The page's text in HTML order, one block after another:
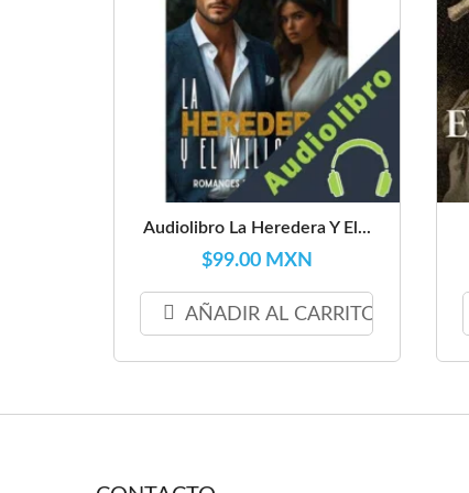
Audiolibro La Heredera Y El...
$99.00 MXN
AÑADIR AL CARRITO